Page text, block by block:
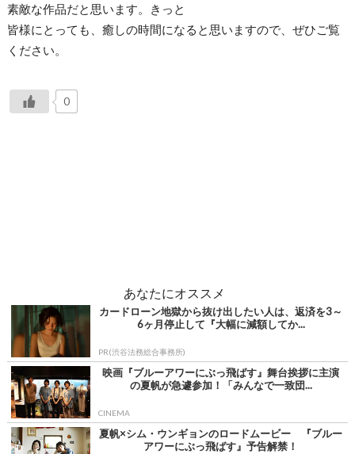
素敵な作品だと思います。きっと
皆様にとっても、癒しの時間になると思いますので、ぜひご覧
ください。
0
あなたにオススメ
カードローン地獄から抜け出したい人は、返済を3～
6ヶ月停止して『大幅に減額してか...
PR(渋谷法務総合事務所)
映画『ブルーアワーにぶっ飛ばす』舞台挨拶に主演
の夏帆が急遽参加！「みんなで一致団...
CINEMA
夏帆×シム・ウンギョンのロードムービー 『ブルー
アワーにぶっ飛ばす』予告解禁！